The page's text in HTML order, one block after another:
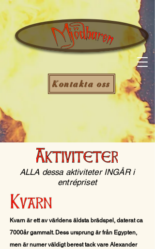
Kontakta oss
ALLA dessa aktiviteter INGÅR i
entrépriset
Kvarn är ett av världens äldsta brädspel, daterat ca
7000år gammalt. Dess ursprung är från Egypten,
men är numerväldigtberest tack vare Alexander